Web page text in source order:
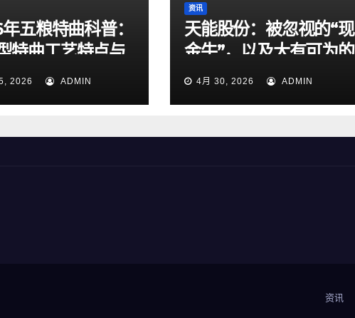
五粮特曲科普：
特曲工艺特点与
务选酒指南
2026 ADMIN
资讯
天能股份：被忽视的“现
金牛”，以及大有可为的
出海和锂电池
4月 30, 2026 ADMIN
资讯